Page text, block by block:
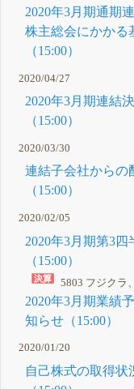
2020年3月期通期
株主総会にかかる
（15:00）
2020/04/27
2020年3月期連結
（15:00）
2020/03/30
連結子会社からの
（15:00）
2020/02/05
2020年3月期第3
（15:00）
5803 フジクラ
2020年3月期業績
知らせ（15:00）
2020/01/20
自己株式の取得状